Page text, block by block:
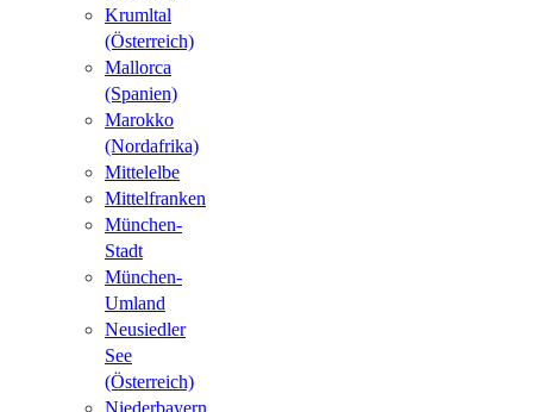
Krumltal
(Österreich)
Mallorca
(Spanien)
Marokko
(Nordafrika)
Mittelelbe
Mittelfranken
München-
Stadt
München-
Umland
Neusiedler
See
(Österreich)
Niederbayern